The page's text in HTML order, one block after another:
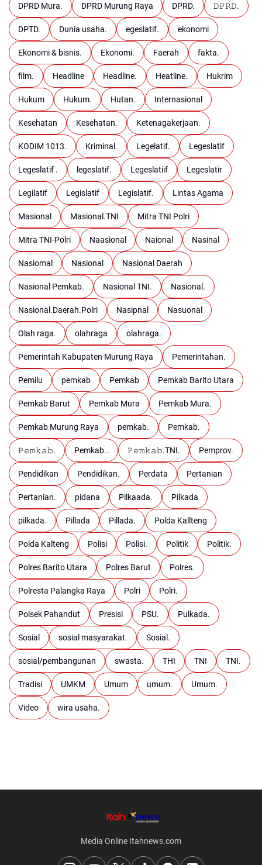
DPRD Mura. DPRD Murung Raya DPRD. 𝙳𝙿𝚁𝙳.
DPTD. Dunia usaha. egeslatif. ekonomi
Ekonomi & bisnis. Ekonomi. Faerah fakta.
film. Headline Headline. Heatline. Hukrim
Hukum Hukum. Hutan. Internasional
Kesehatan Kesehatan. Ketenagakerjaan.
KODIM 1013. Kriminal. Legelatif. Legeslatif
Legeslatif . legeslatif. Legeslatiif Legeslatir
Legilatif Legislatif Legislatif. Lintas Agama
Masional Masional.TNI Mitra TNI Polri
Mitra TNI-Polri Naasional Naional Nasinal
Nasiomal Nasional Nasional Daerah
Nasional Pemkab. Nasional TNI. Nasional.
Nasional.Daerah.Polri Nasipnal Nasuonal
Olah raga. olahraga olahraga.
Pemerintah Kabupaten Murung Raya Pemerintahan.
Pemilu pemkab Pemkab Pemkab Barito Utara
Pemkab Barut Pemkab Mura Pemkab Mura.
Pemkab Murung Raya pemkab. Pemkab.
𝙿𝚎𝚖𝚔𝚊𝚋. Pemkab.. 𝙿𝚎𝚖𝚔𝚊𝚋.TNI. Pemprov.
Pendidikan Pendidikan. Perdata Pertanian
Pertanian. pidana Pilkaada. Pilkada
pilkada. Pillada Pillada. Polda Kallteng
Polda Kalteng Polisi Polisi. Politik Politik.
Polres Barito Utara Polres Barut Polres.
Polresta Palangka Raya Polri Polri.
Polsek Pahandut Presisi PSU. Pulkada.
Sosial sosial masyarakat. Sosial.
sosial/pembangunan swasta. THI TNI TNI.
Tradisi UMKM Umum umum. Umum.
Video wira usaha.
Media Online Itahnews.com